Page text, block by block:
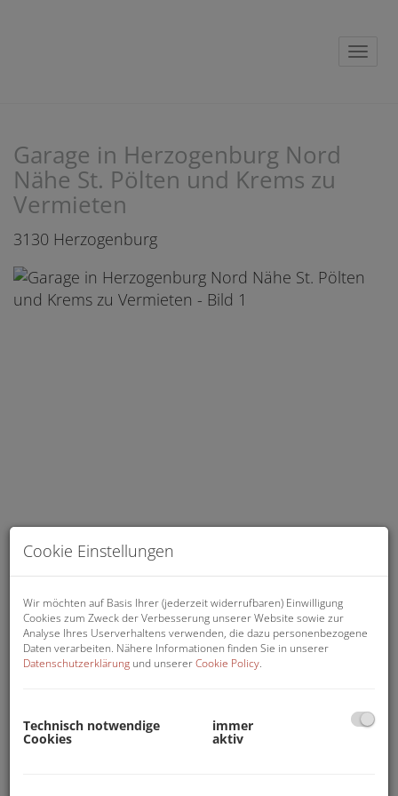
Garage in Herzogenburg Nord
Nähe St. Pölten und Krems zu
Vermieten
3130 Herzogenburg
Cookie Einstellungen
Wir möchten auf Basis Ihrer (jederzeit widerrufbaren) Einwilligung
Cookies zum Zweck der Verbesserung unserer Website sowie zur
Analyse Ihres Userverhaltens verwenden, die dazu personenbezogene
Daten verarbeiten. Nähere Informationen finden Sie in unserer
Datenschutzerklärung und unsererCookie Policy.
Technisch notwendige
Cookies
immer
aktiv